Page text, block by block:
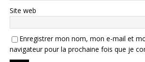
Site web
Enregistrer mon nom, mon e-mail et
navigateur pour la prochaine fois que je